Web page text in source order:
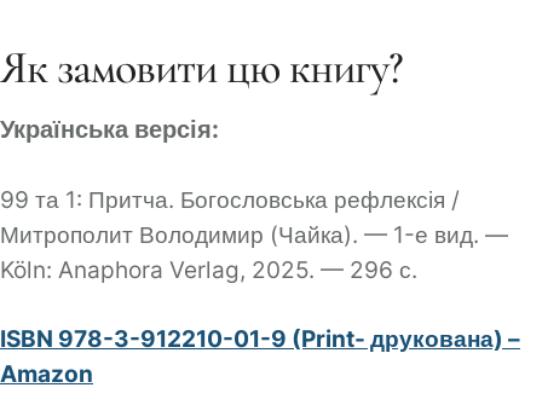
Як замовити цю книгу?
Українська версія:
99 та 1: Притча. Богословська рефлексія /
Митрополит Володимир (Чайка). — 1-е вид. —
Köln: Anaphora Verlag, 2025. — 296 с.
ISBN 978-3-912210-01-9 (Print- друкована) –
Amazon